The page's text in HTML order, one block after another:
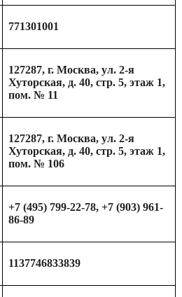
771301001
127287, г. Москва, ул. 2-я
Хуторская, д. 40, стр. 5, этаж 1,
пом. № 11
127287, г. Москва, ул. 2-я
Хуторская, д. 40, стр. 5, этаж 1,
пом. № 106
+7 (495) 799-22-78, +7 (903) 961-
86-89
1137746833839